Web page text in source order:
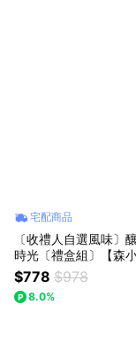
宅配商品
〔收禮人自選風味〕
時光〔禮盒組〕【森
店】自製風味調酒香料
$778 $978
8.0%